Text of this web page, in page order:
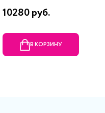
10280 руб.
В КОРЗИНУ